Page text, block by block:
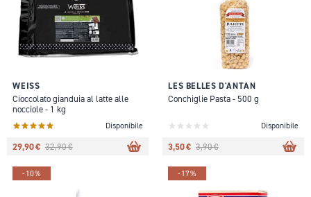
WEISS
Cioccolato gianduia al latte alle
nocciole - 1 kg
Disponibile
29,90 € 32,90 €
LES BELLES D'ANTAN
Conchiglie Pasta - 500 g
Disponibile
3,50 € 3,90 €
-10% -17%